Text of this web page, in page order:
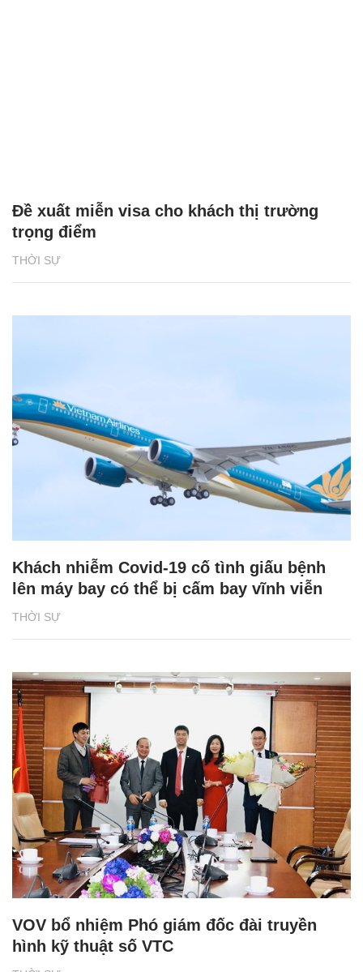
THỜI SỰ
Đề xuất miễn visa cho khách thị trường
trọng điểm
THỜI SỰ
Khách nhiễm Covid-19 cố tình giấu bệnh
lên máy bay có thể bị cấm bay vĩnh viễn
VOV bổ nhiệm Phó giám đốc đài truyền
hình kỹ thuật số VTC